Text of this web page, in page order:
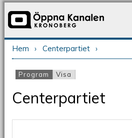
Du är här
Hem › Centerpartiet ›
Primära flikar
Program (aktiv flik)
Visa
Centerpartiet